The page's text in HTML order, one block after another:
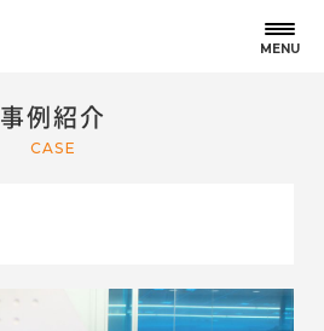
MENU
事例紹介
CASE